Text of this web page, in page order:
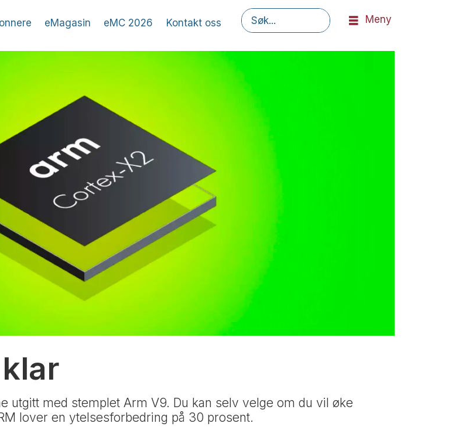
eMagasin eMC 2026 Kontakt oss Søk
Meny
utgitt med stemplet Arm V9. Du kan selv velge om du vil øke
lover en ytelsesforbedring på 30 prosent.